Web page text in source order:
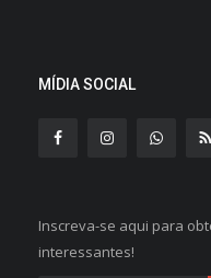
MÍDIA SOCIAL
Inscreva-se aqui para
interessantes!